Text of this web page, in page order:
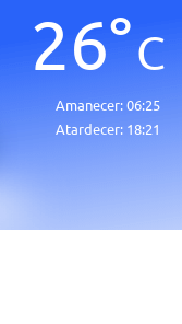
26°C
Amanecer:06:25
Atardecer: 18:21